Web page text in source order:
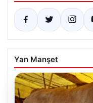
Yan Manşet